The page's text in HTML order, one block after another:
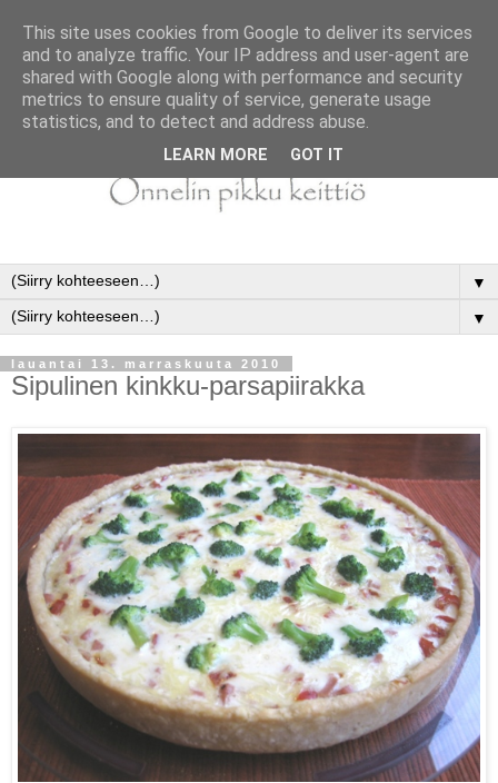
▼
▼
lauantai 13. marraskuuta 2010
Sipulinen kinkku-parsapiirakka
This site uses cookies from Google to deliver its services
and to analyze traffic. Your IP address and user-agent are
shared with Google along with performance and security
metrics to ensure quality of service, generate usage
statistics, and to detect and address abuse.
LEARN MORE GOT IT